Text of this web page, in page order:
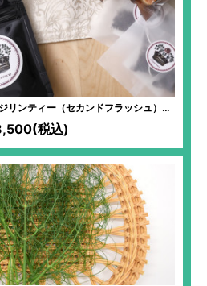
リンティー（セカンドフラッシュ）の
ティーバッグ
税込)